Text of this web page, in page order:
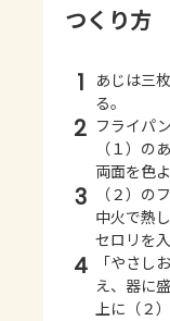
つくり方
1 あじは三
る。
2 フライパ
（１）の
両面を色
3
（２）の
中火で熱
セロリを
4
「やさし
え、器に盛
上に（２